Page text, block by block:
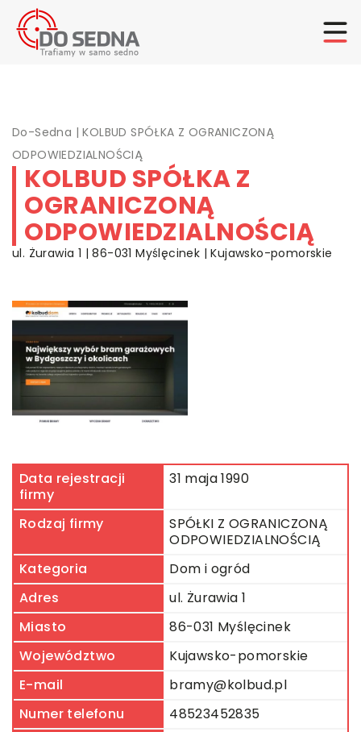
Do-Sedna |KOLBUD SPÓŁKA Z OGRANICZONĄ
ODPOWIEDZIALNOŚCIĄ
KOLBUD SPÓŁKA Z
OGRANICZONĄ
ODPOWIEDZIALNOŚCIĄ
ul. Żurawia 1 | 86-031 Myślęcinek | Kujawsko-pomorskie
Data rejestracji
firmy
31 maja 1990
Rodzaj firmy
SPÓŁKI Z OGRANICZONĄ
ODPOWIEDZIALNOŚCIĄ
Kategoria
Dom i ogród
Adres
ul. Żurawia 1
Miasto
86-031 Myślęcinek
Województwo
Kujawsko-pomorskie
E-mail
bramy@kolbud.pl
Numer telefonu
48523452835